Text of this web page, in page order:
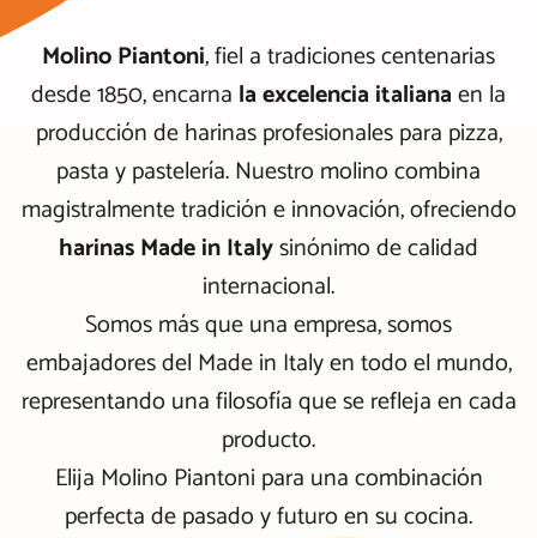
Molino Piantoni, fiel a tradiciones centenarias
desde 1850, encarna la excelencia italianaen la
producción de harinas profesionales para pizza,
pasta y pastelería. Nuestro molino combina
magistralmente tradición e innovación, ofreciendo
harinas Made in Italysinónimo de calidad
internacional.
Somos más que una empresa, somos
embajadores del Made in Italy en todo el mundo,
representando una filosofía que se refleja en cada
producto.
Elija Molino Piantoni para una combinación
perfecta de pasado y futuro en su cocina.